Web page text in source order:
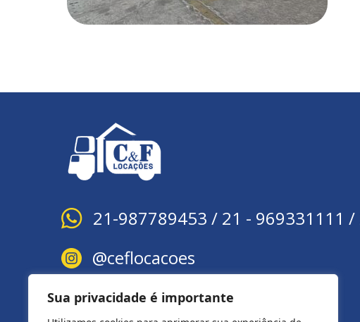
Sua privacidade é importante
21-987789453 / 21 - 969331111
@ceflocacoes
comercial@ceflocacoes.com.br